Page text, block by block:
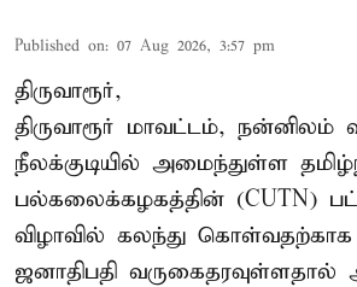
Published on: 07 Aug 2026, 3:57 pm
திருவாரூர்,
திருவாரூர் மாவட்டம், நன்னிலம்
நீலக்குடியில் அமைந்துள்ள
பல்கலைக்கழகத்தின் (CUTN)
விழாவில் கலந்து
ஜனாதிபதி